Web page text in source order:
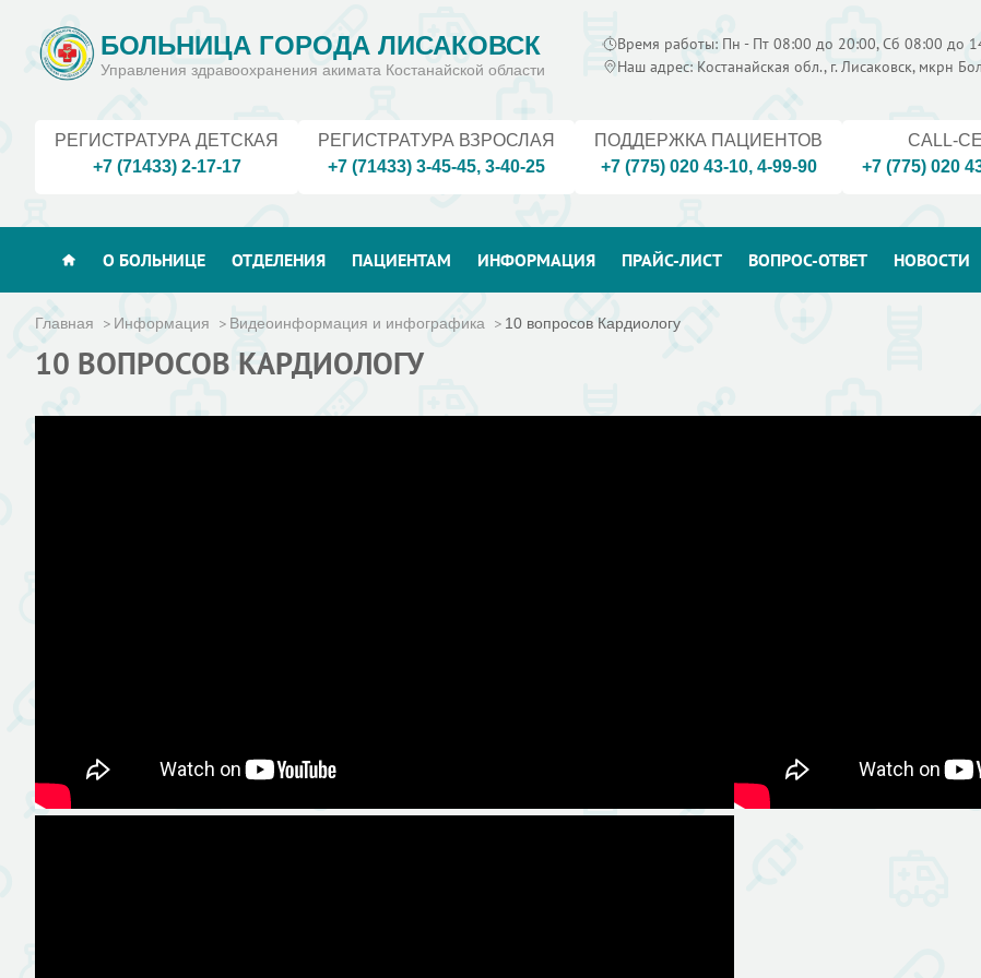
БОЛЬНИЦА ГОРОДА ЛИСАКОВСК
Управления здравоохранения акимата Костанайской области
Время работы: Пн - Пт 08:00 до 20:00, Сб 08:00 до
Наш адрес: Костанайская обл., г. Лисаковск, мкрн
РЕГИСТРАТУРА ДЕТСКАЯ
+7 (71433) 2-17-17
РЕГИСТРАТУРА ВЗРОСЛАЯ
+7 (71433) 3-45-45, 3-40-25
ПОДДЕРЖКА ПАЦИЕНТОВ
+7 (775) 020 43-10, 4-99-90
CALL-
+7 (775) 020
О БОЛЬНИЦЕ ОТДЕЛЕНИЯ ПАЦИЕНТАМ ИНФОРМАЦИЯ ПРАЙС-ЛИСТ ВОПРОС-ОТВЕТ НОВОСТИ
Главная Информация Видеоинформация и инфографика 10 вопросов Кардиологу
10 ВОПРОСОВ КАРДИОЛОГУ